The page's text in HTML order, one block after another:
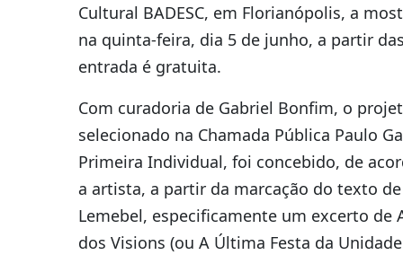
Cultural BADESC, em Florianópolis, a
na quinta-feira, dia 5 de junho, a partir
entrada é gratuita.
Com curadoria de Gabriel Bonfim, o
selecionado na Chamada Pública Paulo
Primeira Individual, foi concebido, de
a artista, a partir da marcação do texto
Lemebel, especificamente um excerto de
dos Visions (ou A Última Festa da Unidade